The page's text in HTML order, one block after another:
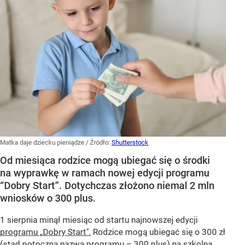
Matka daje dziecku pieniądze / Źródło: Shutterstock
Od miesiąca rodzice mogą ubiegać się o środki
na wyprawkę w ramach nowej edycji programu
“Dobry Start”. Dotychczas złożono niemal 2 mln
wniosków o 300 plus.
1 sierpnia minął miesiąc od startu najnowszej edycji
programu „Dobry Start". Rodzice mogą ubiegać się o 300 zł